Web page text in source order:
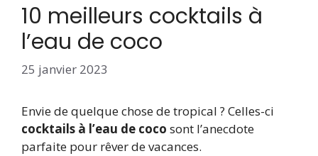
10 meilleurs cocktails à
l’eau de coco
25 janvier 2023
Envie de quelque chose de tropical ? Celles-ci
cocktails à l’eau de coco sont l’anecdote
parfaite pour rêver de vacances.